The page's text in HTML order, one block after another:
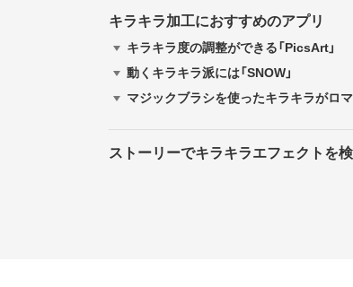
キラキラ加工におすすめのアプリ
キラキラ度の調整ができる「PicsArt」
動くキラキラ派には「SNOW」
マジックブラシを使ったキラキラがロ
ストーリーでキラキラエフェクトを